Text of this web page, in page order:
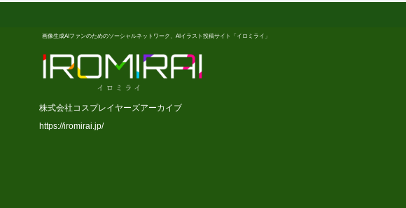
画像生成AIファンのためのソーシャルネットワーク、AIイラスト投稿サイト「イロミライ」
株式会社コスプレイヤーズアーカイブ
https://iromirai.jp/